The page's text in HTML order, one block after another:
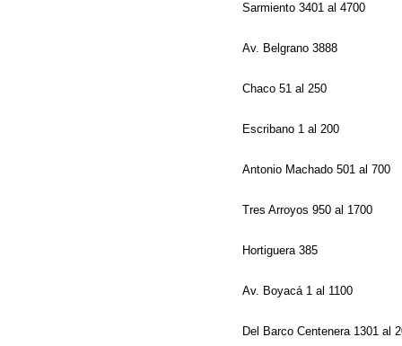
Sarmiento 3401 al 4700
Av. Belgrano 3888
Chaco 51 al 250
Escribano 1 al 200
Antonio Machado 501 al 700
Tres Arroyos 950 al 1700
Hortiguera 385
Av. Boyacá 1 al 1100
Del Barco Centenera 1301 al